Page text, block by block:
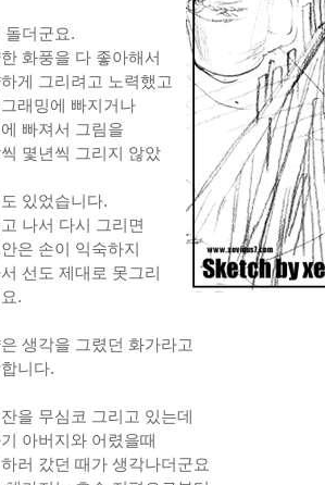
돌더군요.
화풍을 다 좋아해서
게 그리려고 노력했고
래밍에 빠지거나
빠져서 그림을
몇년씩 그리지 않았
있었습니다.
나서 다시 그리면
은 손이 익숙하지
선도 제대로 못그리
.
생각을 그렸던 화가라고
니다.
을 무심코 그리고 있는데
아버지와 어렸을때
러 갔던 때가 생각나더군요